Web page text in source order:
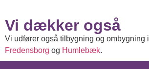
Vi dækker også
Vi udfører også tilbygning og ombygning i
Fredensborg og Humlebæk.